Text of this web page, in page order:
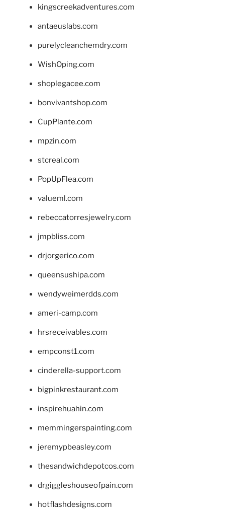
kingscreekadventures.com
antaeuslabs.com
purelycleanchemdry.com
WishOping.com
shoplegacee.com
bonvivantshop.com
CupPlante.com
mpzin.com
stcreal.com
PopUpFlea.com
valueml.com
rebeccatorresjewelry.com
jmpbliss.com
drjorgerico.com
queensushipa.com
wendyweimerdds.com
ameri-camp.com
hrsreceivables.com
empconst1.com
cinderella-support.com
bigpinkrestaurant.com
inspirehuahin.com
memmingerspainting.com
jeremypbeasley.com
thesandwichdepotcos.com
drgiggleshouseofpain.com
hotflashdesigns.com